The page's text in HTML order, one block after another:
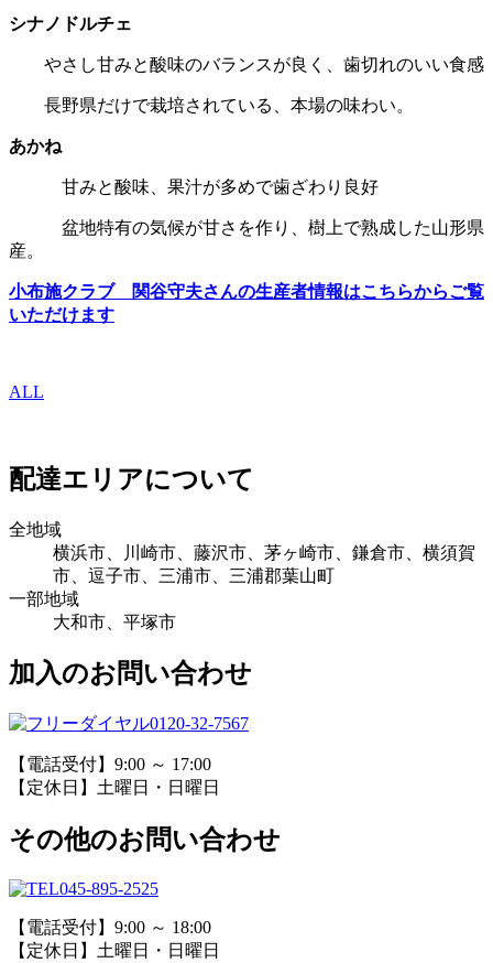
シナノドルチェ
やさし甘みと酸味のバランスが良く、歯切れのいい食感
長野県だけで栽培されている、本場の味わい。
あかね
甘みと酸味、果汁が多めで歯ざわり良好
盆地特有の気候が甘さを作り、樹上で熟成した山形県
産。
小布施クラブ 関谷守夫さんの生産者情報はこちらからご覧
いただけます
ALL
配達エリアについて
全地域
横浜市、川崎市、藤沢市、茅ヶ崎市、鎌倉市、横須賀
市、逗子市、三浦市、三浦郡葉山町
一部地域
大和市、平塚市
加入のお問い合わせ
0120-32-7567
【電話受付】9:00 ～ 17:00
【定休日】土曜日・日曜日
その他のお問い合わせ
045-895-2525
【電話受付】9:00 ～ 18:00
【定休日】土曜日・日曜日